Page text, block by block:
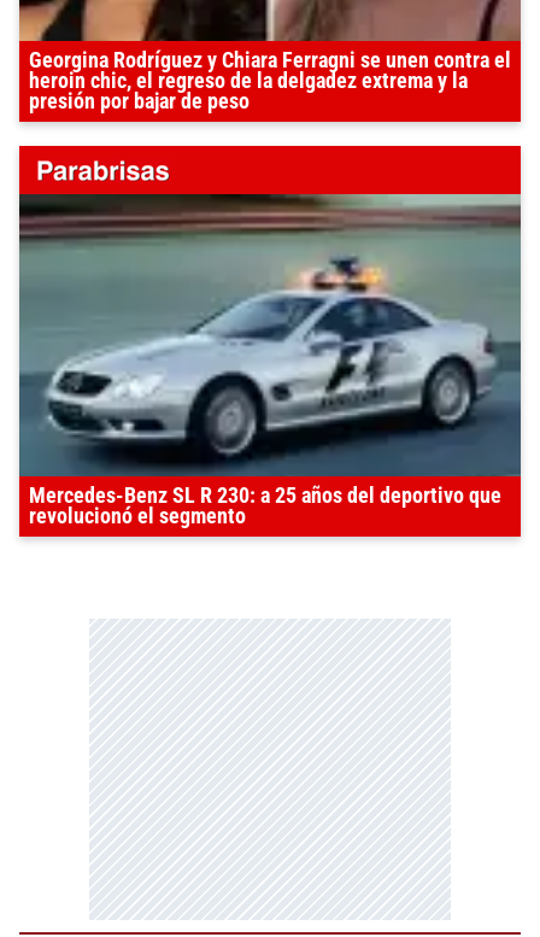
Georgina Rodríguez y Chiara Ferragni se unen contra el
heroin chic, el regreso de la delgadez extrema y la
presión por bajar de peso
Mercedes-Benz SL R 230: a 25 años del deportivo que
revolucionó el segmento